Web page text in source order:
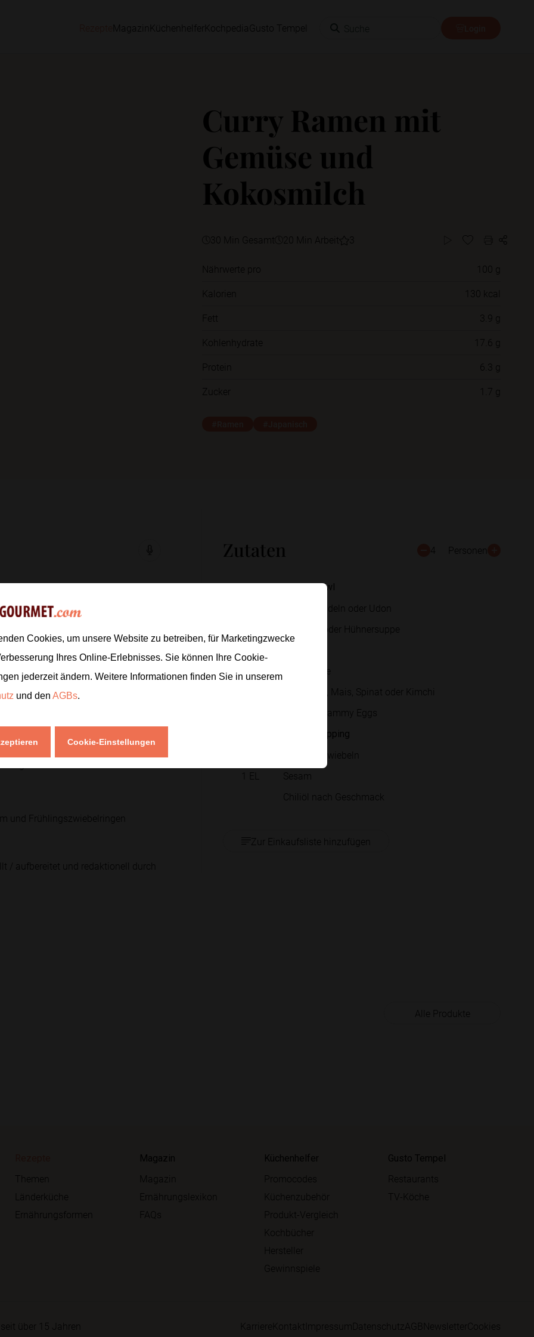
Magazin Küchenhelfer Kochpedia Gusto Tempel
Curry Ramen mit
Gemüse und
Kokosmilch
30 Min Gesamt 20 Min Arbeit 3
Nährwerte pro
100 g
Kalorien
130 kcal
Fett
3.9 g
Kohlenhydrate
17.6 g
Protein
6.3 g
Zucker
1.7 g
Zutaten 4 Personen
Für die Bowl
Ramen-Nudeln oder Udon
Gemüse- oder Hühnersuppe
Miso-Paste
Pilze, Tofu, Mais, Spinat oder Kimchi
Eier oder Jammy Eggs
Für das Topping
Frühlingszwiebeln
1 EL
Sesam
Chiliöl nach Geschmack
Zur Einkaufsliste hinzufügen
bis 7 Minuten
Ringe schneiden.
und Sojasauce einrühren. Sobald
gar ziehen lassen.
bissfest garen, abgießen, auf die
und Frühlingszwiebelringen
/ aufbereitet und redaktionell durch
Alle Produkte
Themen
Länderküche
Ernährungsformen
Magazin
Magazin
Ernährungslexikon
FAQs
Küchenhelfer
Promocodes
Küchenzubehör
Produkt-Vergleich
Kochbücher
Hersteller
Gewinnspiele
Gusto Tempel
Restaurants
TV-Köche
über 15 Jahren Karriere Kontakt ImpressumDatenschutzAGBNewsletterCookies
Cookies, um unsere Website zu betreiben, für Marketingzwecke
Ihres Online-Erlebnisses. Sie können Ihre Cookie-
jederzeit ändern. Weitere Informationen finden Sie in unserem
und den AGBs.
Cookie-Einstellungen